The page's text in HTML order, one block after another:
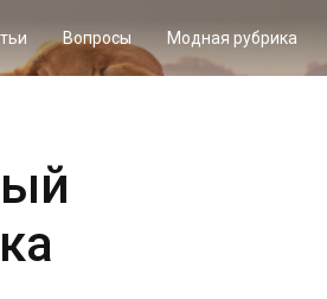
Вопросы Модная рубрика